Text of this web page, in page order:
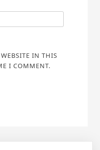
IN THIS
I COMMENT.